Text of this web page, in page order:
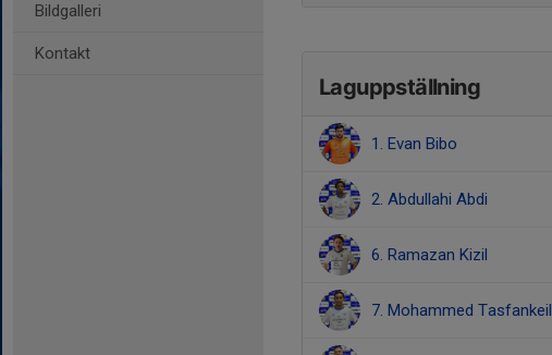
Bildgalleri
Kontakt
Laguppställning
1. Evan Bibo
2. Abdullahi Abdi
6. Ramazan Kizil
7. Mohammed Tasfankeil